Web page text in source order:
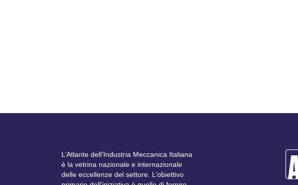
L’Atlante dell’Industria Meccanica Italiana
è la vetrina nazionale e internazionale
delle eccellenze del settore. L’obiettivo